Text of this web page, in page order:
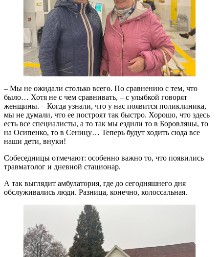
– Мы не ожидали столько всего. По сравнению с тем, что
было… Хотя не с чем сравнивать, – с улыбкой говорят
женщины. – Когда узнали, что у нас появится поликлиника,
мы не думали, что ее построят так быстро. Хорошо, что здесь
есть все специалисты, а то так мы ездили то в Боровляны, то
на Осипенко, то в Сеницу… Теперь будут ходить сюда все
наши дети, внуки!
Собеседницы отмечают: особенно важно то, что появились
травматолог и дневной стационар.
А так выглядит амбулатория, где до сегодняшнего дня
обслуживались люди. Разница, конечно, колоссальная.